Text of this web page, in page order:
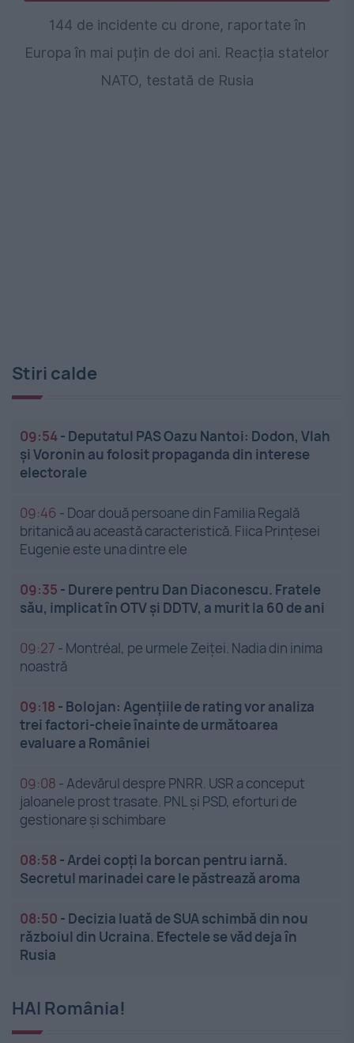
144 de incidente cu drone, raportate în
Europa în mai puțin de doi ani. Reacția statelor
NATO, testată de Rusia
Stiri calde
09:54- Deputatul PAS Oazu Nantoi: Dodon, Vlah
și Voronin au folosit propaganda din interese
electorale
09:46 - Doar două persoane din Familia Regală
britanică au această caracteristică. Fiica Prințesei
Eugenie este una dintre ele
09:35 - Durere pentru Dan Diaconescu. Fratele
său, implicat în OTV și DDTV, a murit la 60 de ani
09:27 - Montréal, pe urmele Zeiței. Nadia din inima
noastră
09:18 - Bolojan: Agențiile de rating vor analiza
trei factori-cheie înainte de următoarea
evaluare a României
09:08 -Adevărul despre PNRR. USR a conceput
jaloanele prost trasate. PNL și PSD, eforturi de
gestionare și schimbare
08:58 -Ardei copți la borcan pentru iarnă.
Secretul marinadei care le păstrează aroma
08:50 - Decizia luată de SUA schimbă din nou
războiul din Ucraina. Efectele se văd deja în
Rusia
HAI România!